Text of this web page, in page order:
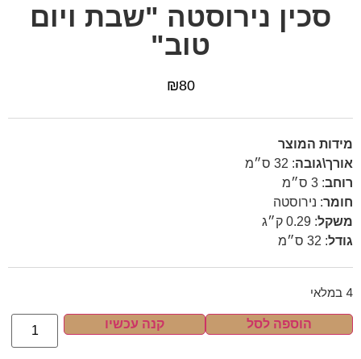
סכין נירוסטה "שבת ויום
טוב"
₪80
מידות המוצר
אורך\גובה: 32 ס״מ
רוחב: 3 ס״מ
חומר: נירוסטה
משקל: 0.29 ק״ג
גודל: 32 ס״מ
4 במלאי
הוספה לסל קנה עכשיו